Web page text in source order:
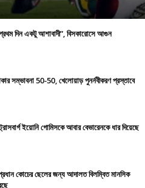
দিন একটু আশাবাদী”, বিসকারোসে আগুন
সম্ভাবনা 50-50, খেলোয়াড় পুনর্নবীকরণ প্রস্তাবে
ইয়োনি গোমিসকে আবার বেভারেনকে ধার দিয়েছে
কোচের ছেলের জন্য আদালত বিলম্বিত মানসিক